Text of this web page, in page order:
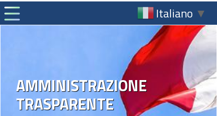
Italiano ▼
AMMINISTRAZIONE
TRASPARENTE